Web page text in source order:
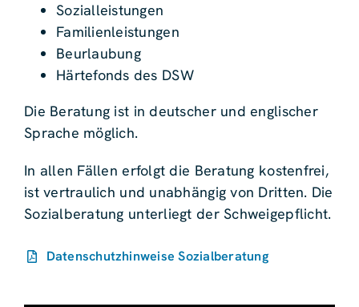
Sozialleistungen
Familienleistungen
Beurlaubung
Härtefonds des DSW
Die Beratung ist in deutscher und englischer
Sprache möglich.
In allen Fällen erfolgt die Beratung kostenfrei,
ist vertraulich und unabhängig von Dritten. Die
Sozialberatung unterliegt der Schweigepflicht.
Datenschutzhinweise Sozialberatung